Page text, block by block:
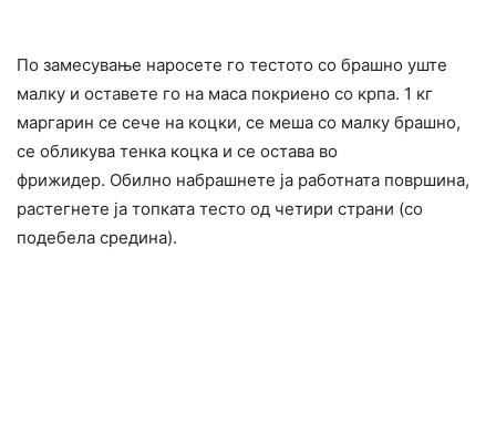
По замесување наросете го тестото со брашно уште
малку и оставете го на маса покриено со крпа. 1 кг
маргарин се сече на коцки, се меша со малку брашно,
се обликува тенка коцка и се остава во
фрижидер. Обилно набрашнете ја работната површина,
растегнете ја топката тесто од четири страни (со
подебела средина).